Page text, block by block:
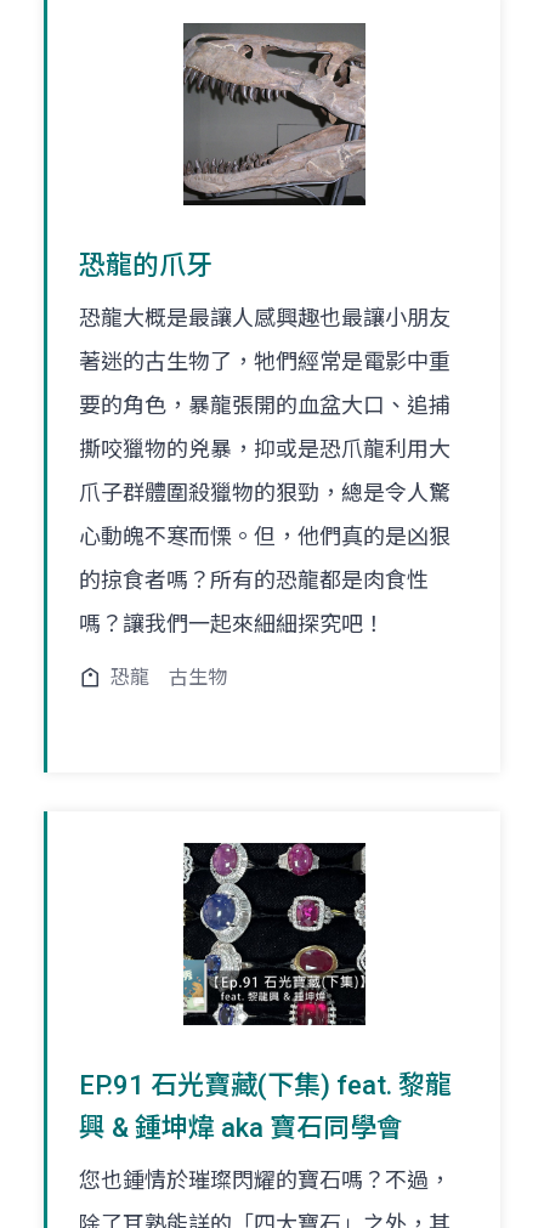
恐龍的爪牙
恐龍大概是最讓人感興趣也最讓小朋友
著迷的古生物了，牠們經常是電影中重
要的角色，暴龍張開的血盆大口、追捕
撕咬獵物的兇暴，抑或是恐爪龍利用大
爪子群體圍殺獵物的狠勁，總是令人驚
心動魄不寒而慄。但，他們真的是凶狠
的掠食者嗎？所有的恐龍都是肉食性
嗎？讓我們一起來細細探究吧！
恐龍 古生物
EP.91 石光寶藏(下集) feat. 黎龍
興 & 鍾坤煒 aka 寶石同學會
您也鍾情於璀璨閃耀的寶石嗎？不過，